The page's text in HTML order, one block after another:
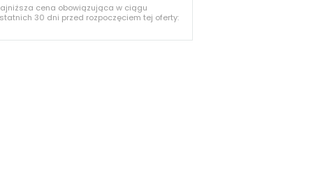
cena obowiązująca w ciągu
30 dni przed rozpoczęciem tej oferty: